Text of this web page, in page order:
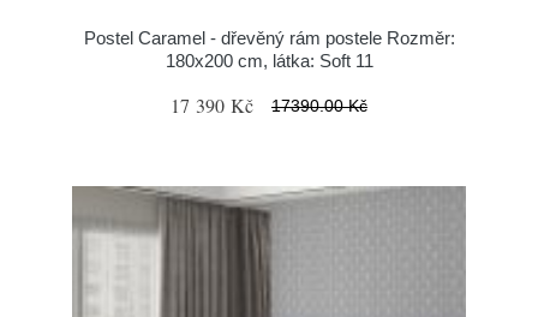
Postel Caramel - dřevěný rám postele Rozměr:
180x200 cm, látka: Soft 11
17 390 Kč 17390.00 Kč